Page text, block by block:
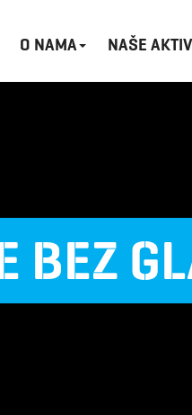
O NAMA NAŠE
BEZ